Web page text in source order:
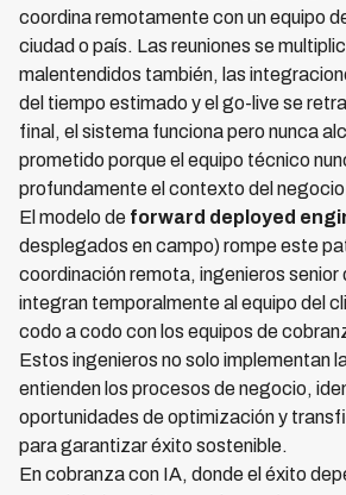
coordina remotamente con un equipo
ciudad o país. Las reuniones se
malentendidos también, las
del tiempo estimado y el go-live se
final, el sistema funciona pero nunca
prometido porque el equipo técnico
profundamente el contexto del
El modelo de forward deployed
desplegados en campo) rompe este
coordinación remota, ingenieros senior
integran temporalmente al equipo del
codo a codo con los equipos de
Estos ingenieros no solo implementan
entienden los procesos de negocio,
oportunidades de optimización y
para garantizar éxito sostenible.
En cobranza con IA, donde el éxito